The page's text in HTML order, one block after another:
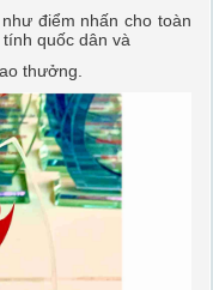
điểm nhấn cho toàn
quốc dân và
thưởng.